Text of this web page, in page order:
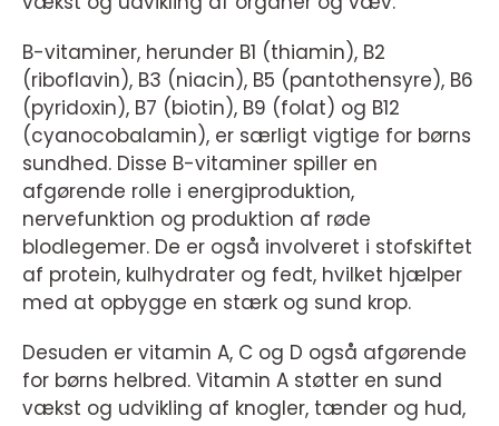
B-vitaminer, herunder B1 (thiamin), B2
(riboflavin), B3 (niacin), B5 (pantothensyre), B6
(pyridoxin), B7 (biotin), B9 (folat) og B12
(cyanocobalamin), er særligt vigtige for børns
sundhed. Disse B-vitaminer spiller en
afgørende rolle i energiproduktion,
nervefunktion og produktion af røde
blodlegemer. De er også involveret i stofskiftet
af protein, kulhydrater og fedt, hvilket hjælper
med at opbygge en stærk og sund krop.
Desuden er vitamin A, C og D også afgørende
for børns helbred. Vitamin A støtter en sund
vækst og udvikling af knogler, tænder og hud,